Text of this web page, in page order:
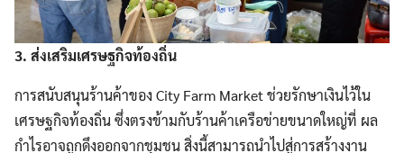
3. ส่งเสริมเศรษฐกิจท้องถิ่น
การสนับสนุนร้านค้าของ City Farm Market ช่วยรักษาเงินไว้ใน
เศรษฐกิจท้องถิ่น ซึ่งตรงข้ามกับร้านค้าเครือข่ายขนาดใหญ่ที่ ผล
กำไรอาจถูกดึงออกจากชุมชน สิ่งนี้สามารถนำไปสู่การสร้างงาน